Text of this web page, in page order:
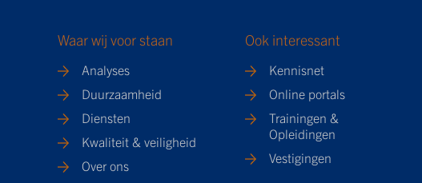
Waar wij voor staan
Analyses
Duurzaamheid
Diensten
Kwaliteit & veiligheid
Over ons
Ook interessant
Kennisnet
Online portals
Trainingen &
Opleidingen
Vestigingen